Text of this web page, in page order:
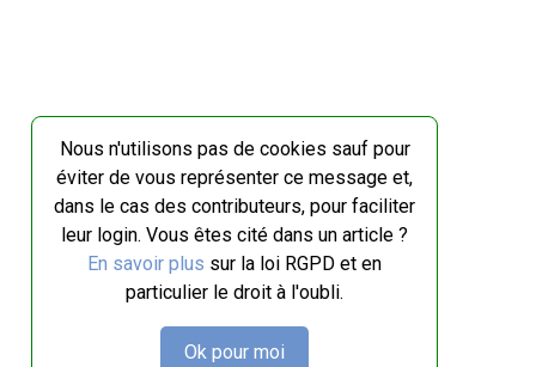
Nous n'utilisons pas de cookies sauf pour
éviter de vous représenter ce message et,
dans le cas des contributeurs, pour faciliter
leur login. Vous êtes cité dans un article ?
En savoir plus sur la loi RGPD et en
particulier le droit à l'oubli.
Ok pour moi